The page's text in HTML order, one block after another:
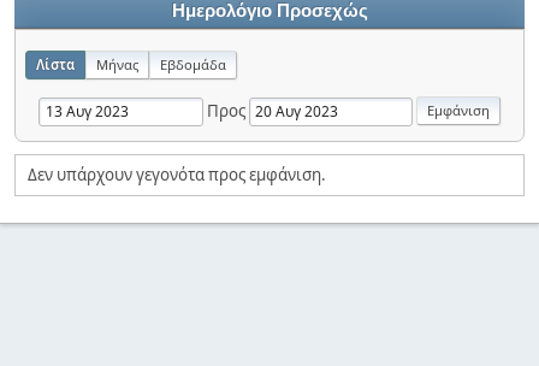
Ημερολόγιο Προσεχώς
Λίστα Μήνας Εβδομάδα
Προς
Δεν υπάρχουν γεγονότα προς εμφάνιση.